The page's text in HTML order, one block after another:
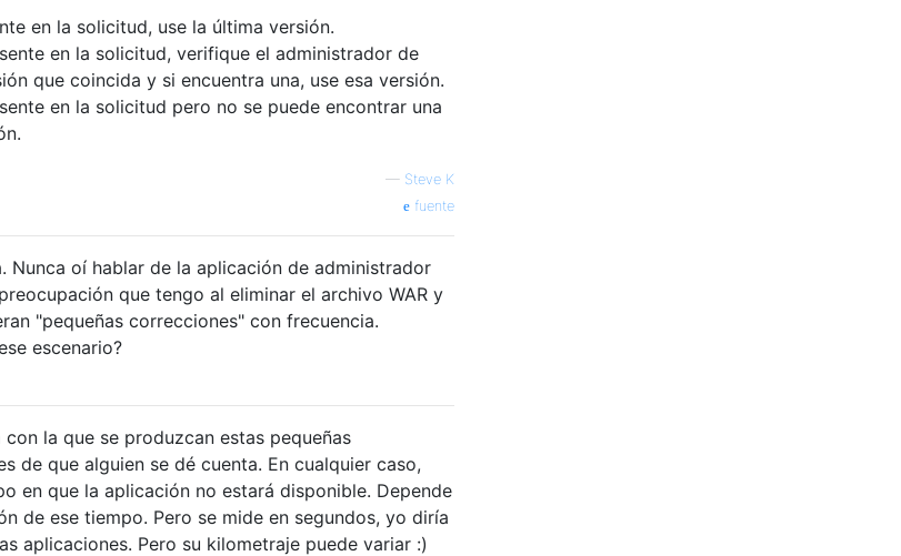
en la solicitud, use la última versión.
en la solicitud, verifique el administrador de
que coincida y si encuentra una, use esa versión.
en la solicitud pero no se puede encontrar una
— Steve K
fuente
Nunca oí hablar de la aplicación de administrador
que tengo al eliminar el archivo WAR y
"pequeñas correcciones" con frecuencia.
escenario?
la que se produzcan estas pequeñas
de que alguien se dé cuenta. En cualquier caso,
en que la aplicación no estará disponible. Depende
de ese tiempo. Pero se mide en segundos, yo diría
aplicaciones. Pero su kilometraje puede variar :)